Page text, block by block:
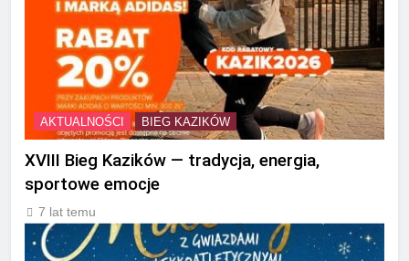
AKTUALNOŚCI BIEG KAZIKÓW
XVIII Bieg Kazików — tradycja, energia,
sportowe emocje
7 lat temu